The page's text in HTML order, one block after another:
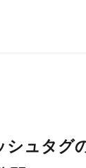
シュタグ